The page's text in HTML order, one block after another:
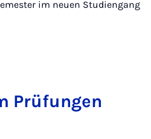
im neuen Studiengang
Prü­fun­gen